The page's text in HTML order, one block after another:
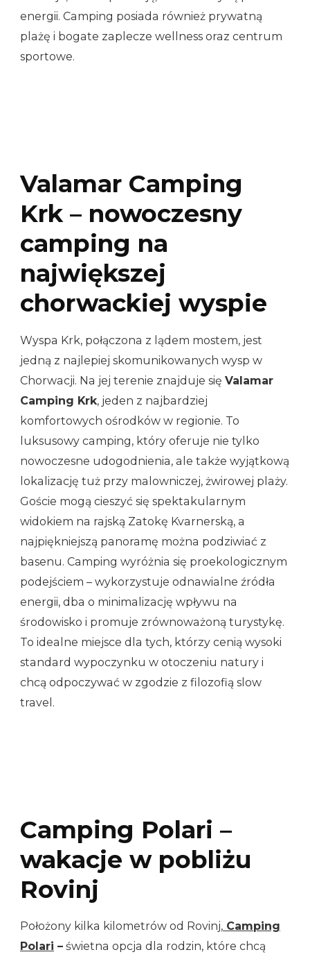
energii. Camping posiada również prywatną
plażę i bogate zaplecze wellness oraz centrum
sportowe.
Valamar Camping
Krk – nowoczesny
camping na
największej
chorwackiej wyspie
Wyspa Krk, połączona z lądem mostem, jest
jedną z najlepiej skomunikowanych wysp w
Chorwacji. Na jej terenie znajduje się Valamar
Camping Krk, jeden z najbardziej
komfortowych ośrodków w regionie. To
luksusowy camping, który oferuje nie tylko
nowoczesne udogodnienia, ale także wyjątkową
lokalizację tuż przy malowniczej, żwirowej plaży.
Goście mogą cieszyć się spektakularnym
widokiem na rajską Zatokę Kvarnerską, a
najpiękniejszą panoramę można podziwiać z
basenu. Camping wyróżnia się proekologicznym
podejściem – wykorzystuje odnawialne źródła
energii, dba o minimalizację wpływu na
środowisko i promuje zrównoważoną turystykę.
To idealne miejsce dla tych, którzy cenią wysoki
standard wypoczynku w otoczeniu natury i
chcą odpoczywać w zgodzie z filozofią slow
travel.
Camping Polari –
wakacje w pobliżu
Rovinj
Położony kilka kilometrów od Rovinj, Camping
Polari – świetna opcja dla rodzin, które chcą